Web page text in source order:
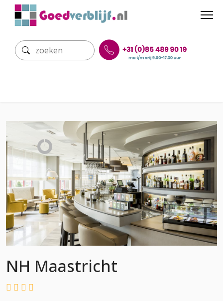
NH Maastricht